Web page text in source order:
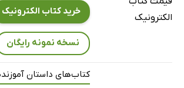
الکترونیک
خرید کتاب الکترونیک
نسخه نمونه رایگان
کتاب‌های داستان